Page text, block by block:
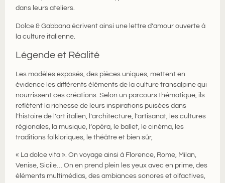
dans leurs ateliers.
Dolce & Gabbana écrivent ainsi une lettre d’amour ouverte à
la culture italienne.
Légende et Réalité
Les modèles exposés, des pièces uniques, mettent en
évidence les différents éléments de la culture transalpine qui
nourrissent ces créations. Selon un parcours thématique, ils
reflètent la richesse de leurs inspirations puisées dans
l’histoire de l’art italien, l’architecture, l’artisanat, les cultures
régionales, la musique, l’opéra, le ballet, le cinéma, les
traditions folkloriques, le théâtre et bien sûr,
« La dolce vita ». On voyage ainsi à Florence, Rome, Milan,
Venise, Sicile… On en prend plein les yeux avec en prime, des
éléments multimédias, des ambiances sonores et olfactives,